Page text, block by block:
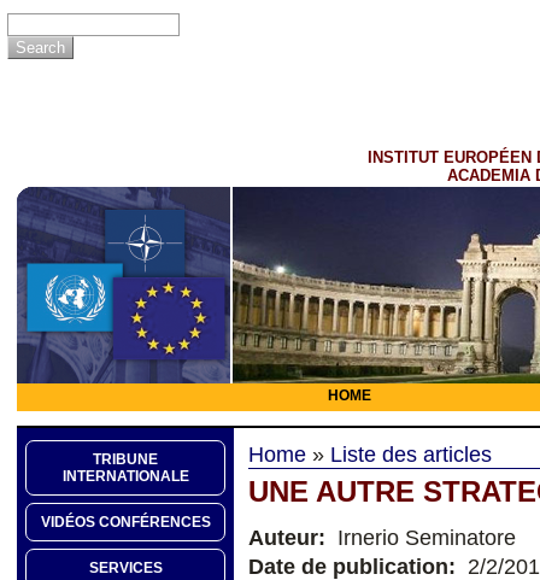
INSTITUT EUROPÉEN
ACADEMIA
HOME
TRIBUNE
INTERNATIONALE
VIDÉOS CONFÉRENCES
SERVICES
Home » Liste des articles
UNE AUTRE
Auteur: Irnerio Seminatore
Date de publication: 2/2/